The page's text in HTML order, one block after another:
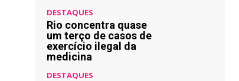
DESTAQUES
Rio concentra quase
um terço de casos de
exercício ilegal da
medicina
DESTAQUES